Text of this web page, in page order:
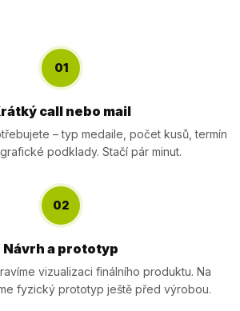
01
call nebo mail
– typ medaile, počet kusů, termín
podklady. Stačí pár minut.
02
Návrh a prototyp
vizualizaci finálního produktu. Na
fyzický prototyp ještě před výrobou.